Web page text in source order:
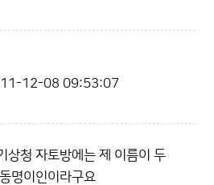
12-08 09:53:07
상청 자토방에는 제 이름이 두
명이인이라구요